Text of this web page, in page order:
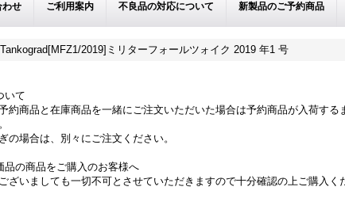
わせ ご利用案内 不良品の対応について 新製品のご予約商品
Tankograd[MFZ1/2019]ミリターフォールツォイク 2019 年1 号
いて
約商品と在庫商品を一緒にご注文いただいた場合は予約商品が入荷す
の場合は、別々にご注文ください。
品の商品をご購入のお客様へ
ざいましても一切不可とさせていただきますので十分確認の上ご購入く